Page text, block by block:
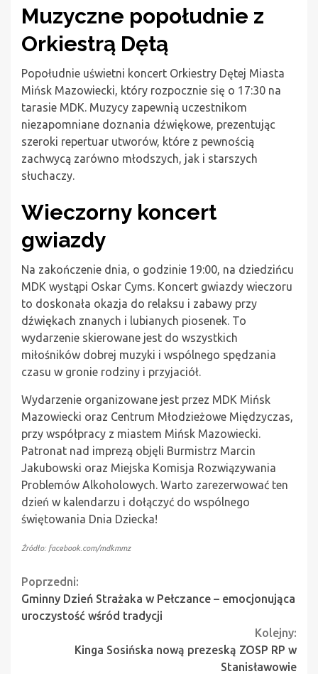
Muzyczne popołudnie z
Orkiestrą Dętą
Popołudnie uświetni koncert Orkiestry Dętej Miasta
Mińsk Mazowiecki, który rozpocznie się o 17:30 na
tarasie MDK. Muzycy zapewnią uczestnikom
niezapomniane doznania dźwiękowe, prezentując
szeroki repertuar utworów, które z pewnością
zachwycą zarówno młodszych, jak i starszych
słuchaczy.
Wieczorny koncert
gwiazdy
Na zakończenie dnia, o godzinie 19:00, na dziedzińcu
MDK wystąpi Oskar Cyms. Koncert gwiazdy wieczoru
to doskonała okazja do relaksu i zabawy przy
dźwiękach znanych i lubianych piosenek. To
wydarzenie skierowane jest do wszystkich
miłośników dobrej muzyki i wspólnego spędzania
czasu w gronie rodziny i przyjaciół.
Wydarzenie organizowane jest przez MDK Mińsk
Mazowiecki oraz Centrum Młodzieżowe Międzyczas,
przy współpracy z miastem Mińsk Mazowiecki.
Patronat nad imprezą objęli Burmistrz Marcin
Jakubowski oraz Miejska Komisja Rozwiązywania
Problemów Alkoholowych. Warto zarezerwować ten
dzień w kalendarzu i dołączyć do wspólnego
świętowania Dnia Dziecka!
Źródło: facebook.com/mdkmmz
Continue
Reading
Poprzedni:
Gminny Dzień Strażaka w Pełczance – emocjonująca
uroczystość wśród tradycji
Kolejny:
Kinga Sosińska nową prezeską ZOSP RP w
Stanisławowie